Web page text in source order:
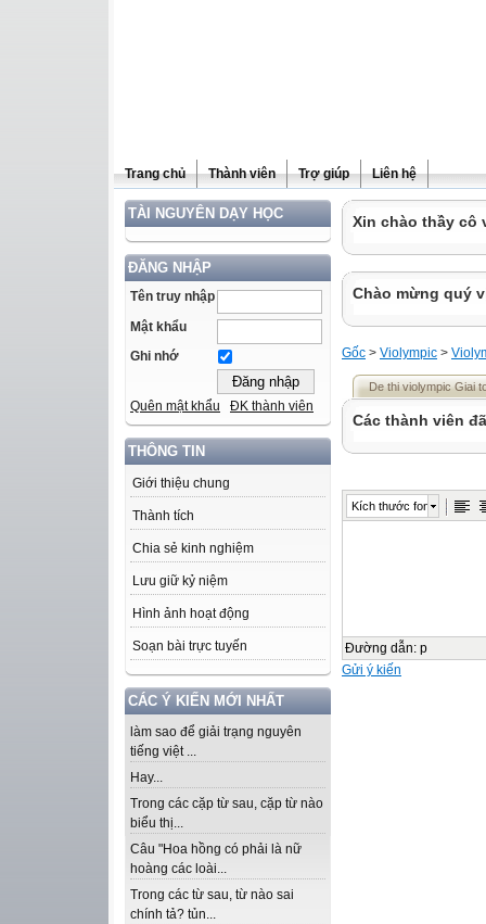
Trang chủ Thành viên Trợ giúp Liên hệ
TÀI NGUYÊN DẠY HỌC
ĐĂNG NHẬP
Tên truy nhập
Mật khẩu
Ghi nhớ
Quên mật khẩu ĐK thành viên
THÔNG TIN
Giới thiệu chung
Thành tích
Chia sẻ kinh nghiệm
Lưu giữ kỷ niệm
Hình ảnh hoạt động
Soạn bài trực tuyến
CÁC Ý KIẾN MỚI NHẤT
làm sao để giải trạng nguyên
tiếng việt ...
Hay...
Trong các cặp từ sau, cặp từ nào
biểu thị...
Câu "Hoa hồng có phải là nữ
hoàng các loài...
Trong các từ sau, từ nào sai
chính tả? tủn...
Xin chào thầy cô
Chào mừng quý
Gốc > Violympic >
De thi violympic Giai
Các thành viên
Kích thước font
Đường dẫn: p
Gửi ý kiến